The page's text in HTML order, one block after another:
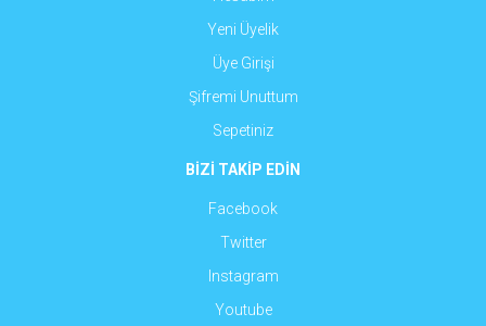
Yeni Üyelik
Üye Girişi
Şifremi Unuttum
Sepetiniz
BİZİ TAKİP EDİN
Facebook
Twitter
Instagram
Youtube